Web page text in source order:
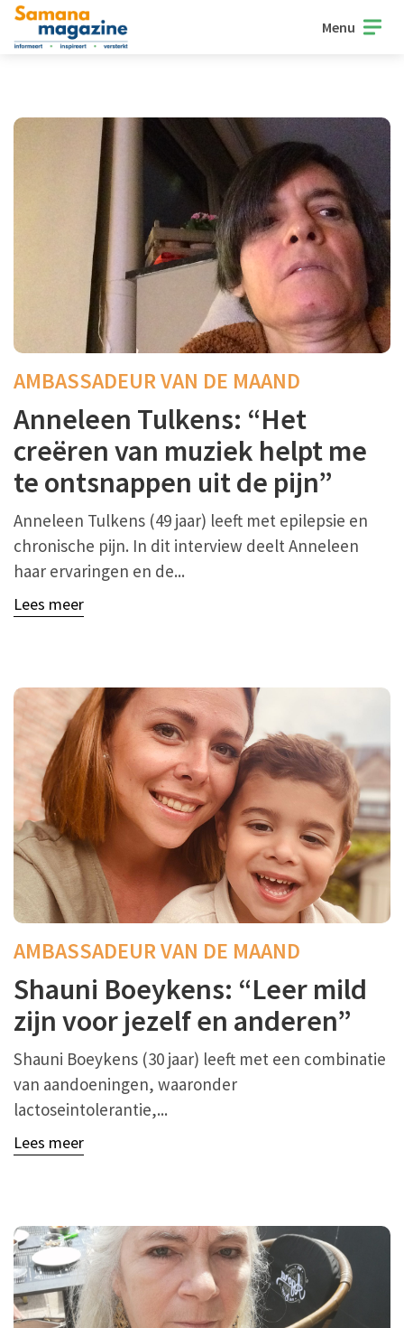
Menu
AMBASSADEUR VAN DE MAAND
Anneleen Tulkens: “Het
creëren van muziek helpt me
te ontsnappen uit de pijn”
Anneleen Tulkens (49 jaar) leeft met epilepsie en
chronische pijn. In dit interview deelt Anneleen
haar ervaringen en de...
Lees meer
AMBASSADEUR VAN DE MAAND
Shauni Boeykens: “Leer mild
zijn voor jezelf en anderen”
Shauni Boeykens (30 jaar) leeft met een combinatie
van aandoeningen, waaronder
lactoseintolerantie,...
Lees meer